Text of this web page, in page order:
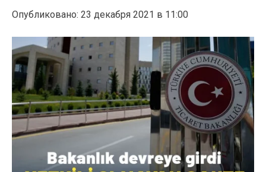
Опубликовано: 23 декабря 2021 в 11:00